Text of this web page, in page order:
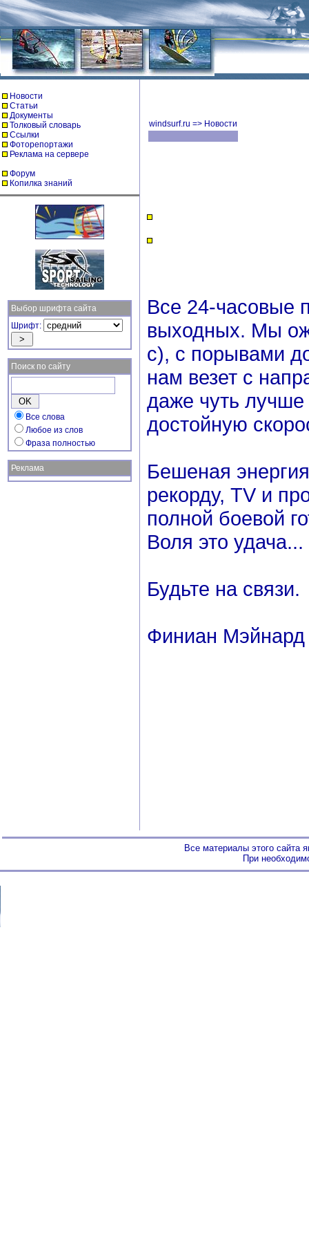
Новости
Статьи
Документы
Толковый словарь
Ссылки
Фоторепортажи
Реклама на сервере
Форум
Копилка знаний
Выбор шрифта сайта
Шрифт:
Поиск по сайту
Все слова
Любое из слов
Фраза полностью
Реклама
windsurf.ru => Новости
Все 24-часовые
выходных. Мы
с), с порывами
нам везет с
даже чуть лучше
достойную
Бешеная
рекорду, TV и
полной боевой
Воля это
Будьте на связи.
Финиан Мэйнард
Все материалы этого сайта
При